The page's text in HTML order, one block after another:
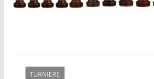
TURNIERE